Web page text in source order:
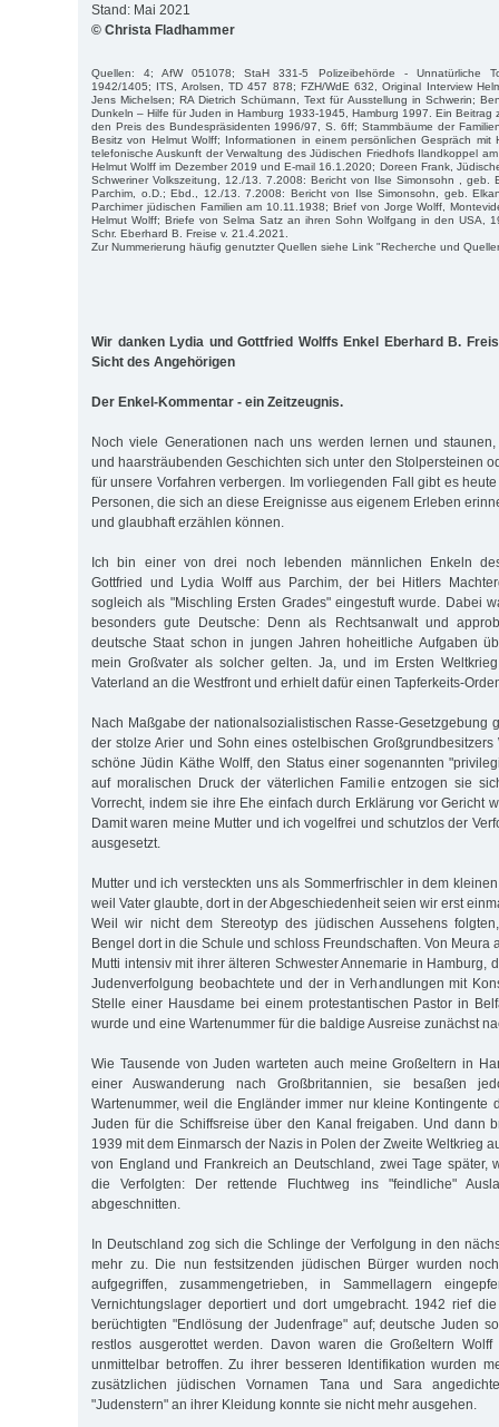
Stand: Mai 2021
© Christa Fladhammer
Quellen: 4; AfW 051078; StaH 331-5 Polizeibehörde - Unnatürliche
1942/1405; ITS, Arolsen, TD 457 878; FZH/WdE 632, Original Interview
Jens Michelsen; RA Dietrich Schümann, Text für Ausstellung in Schwerin;
Dunkeln – Hilfe für Juden in Hamburg 1933-1945, Hamburg 1997. Ein Beitrag
den Preis des Bundespräsidenten 1996/97, S. 6ff; Stammbäume der
Besitz von Helmut Wolff; Informationen in einem persönlichen Gespräch mit
telefonische Auskunft der Verwaltung des Jüdischen Friedhofs Ilandkoppel
Helmut Wolff im Dezember 2019 und E-mail 16.1.2020; Doreen Frank,
Schweriner Volkszeitung, 12./13. 7.2008: Bericht von Ilse Simonsohn , geb.
Parchim, o.D.; Ebd., 12./13. 7.2008: Bericht von Ilse Simonsohn, geb.
Parchimer jüdischen Familien am 10.11.1938; Brief von Jorge Wolff,
Helmut Wolff; Briefe von Selma Satz an ihren Sohn Wolfgang in den USA,
Schr. Eberhard B. Freise v. 21.4.2021.
Zur Nummerierung häufig genutzter Quellen siehe Link "Recherche und
Wir danken Lydia und Gottfried Wolffs Enkel Eberhard B.
Sicht des Angehörigen
Der Enkel-Kommentar - ein Zeitzeugnis.
Noch viele Generationen nach uns werden lernen und
und haarsträubenden Geschichten sich unter den Stolpersteinen
für unsere Vorfahren verbergen. Im vorliegenden Fall gibt es
Personen, die sich an diese Ereignisse aus eigenem Erleben
und glaubhaft erzählen können.
Ich bin einer von drei noch lebenden männlichen Enkeln
Gottfried und Lydia Wolff aus Parchim, der bei Hitlers
sogleich als "Mischling Ersten Grades" eingestuft wurde. Dabei
besonders gute Deutsche: Denn als Rechtsanwalt und
deutsche Staat schon in jungen Jahren hoheitliche Aufgaben
mein Großvater als solcher gelten. Ja, und im Ersten
Vaterland an die Westfront und erhielt dafür einen Tapferkeits-
Nach Maßgabe der nationalsozialistischen Rasse-Gesetzgebung
der stolze Arier und Sohn eines ostelbischen
schöne Jüdin Käthe Wolff, den Status einer sogenannten
auf moralischen Druck der väterlichen Familie entzogen sie
Vorrecht, indem sie ihre Ehe einfach durch Erklärung vor Gericht
Damit waren meine Mutter und ich vogelfrei und schutzlos der
ausgesetzt.
Mutter und ich versteckten uns als Sommerfrischler in dem
weil Vater glaubte, dort in der Abgeschiedenheit seien wir erst
Weil wir nicht dem Stereotyp des jüdischen Aussehens
Bengel dort in die Schule und schloss Freundschaften. Von Meura
Mutti intensiv mit ihrer älteren Schwester Annemarie in Hamburg,
Judenverfolgung beobachtete und der in Verhandlungen mit
Stelle einer Hausdame bei einem protestantischen Pastor in
wurde und eine Wartenummer für die baldige Ausreise zunächst
Wie Tausende von Juden warteten auch meine Großeltern in
einer Auswanderung nach Großbritannien, sie besaßen
Wartenummer, weil die Engländer immer nur kleine Kontingente
Juden für die Schiffsreise über den Kanal freigaben. Und dann
1939 mit dem Einmarsch der Nazis in Polen der Zweite Weltkrieg
von England und Frankreich an Deutschland, zwei Tage später,
die Verfolgten: Der rettende Fluchtweg ins "feindliche"
abgeschnitten.
In Deutschland zog sich die Schlinge der Verfolgung in den
mehr zu. Die nun festsitzenden jüdischen Bürger wurden
aufgegriffen, zusammengetrieben, in Sammellagern
Vernichtungslager deportiert und dort umgebracht. 1942 rief
berüchtigten "Endlösung der Judenfrage" auf; deutsche Juden
restlos ausgerottet werden. Davon waren die Großeltern
unmittelbar betroffen. Zu ihrer besseren Identifikation wurden
zusätzlichen jüdischen Vornamen Tana und Sara
"Judenstern" an ihrer Kleidung konnte sie nicht mehr ausgehen.